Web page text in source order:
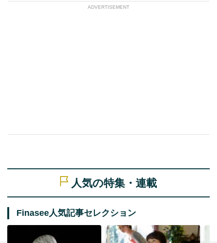
ADVERTISEMENT
人気の特集・連載
Finasee人気記事セレクション